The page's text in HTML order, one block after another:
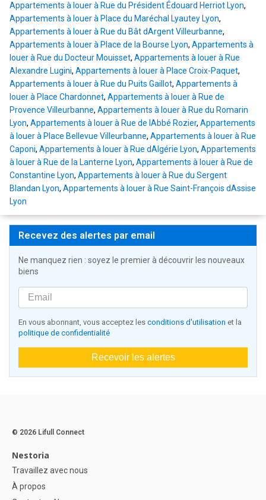
Appartements à louer à Rue du Président Édouard Herriot Lyon,
Appartements à louer à Place du Maréchal Lyautey Lyon,
Appartements à louer à Rue du Bât dArgent Villeurbanne,
Appartements à louer à Place de la Bourse Lyon, Appartements à
louer à Rue du Docteur Mouisset, Appartements à louer à Rue
Alexandre Lugini, Appartements à louer à Place Croix-Paquet,
Appartements à louer à Rue du Puits Gaillot, Appartements à
louer à Place Chardonnet, Appartements à louer à Rue de
Provence Villeurbanne, Appartements à louer à Rue du Romarin
Lyon, Appartements à louer à Rue de lAbbé Rozier, Appartements
à louer à Place Bellevue Villeurbanne, Appartements à louer à Rue
Caponi, Appartements à louer à Rue dAlgérie Lyon, Appartements
à louer à Rue de la Lanterne Lyon, Appartements à louer à Rue de
Constantine Lyon, Appartements à louer à Rue du Sergent
Blandan Lyon, Appartements à louer à Rue Saint-François dAssise
Lyon
Recevez des alertes par email
Ne manquez rien : soyez le premier à découvrir les nouveaux
biens
En vous abonnant, vous acceptez les conditions d'utilisation et la
politique de confidentialité
Recevoir les alertes
© 2026 Lifull Connect
Nestoria
Travaillez avec nous
À propos